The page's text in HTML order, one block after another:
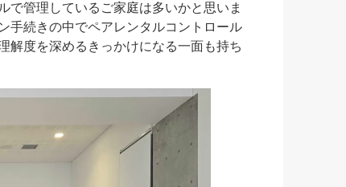
で管理しているご家庭は多いかと思いま
手続きの中でペアレンタルコントロール
解度を深めるきっかけになる一面も持ち